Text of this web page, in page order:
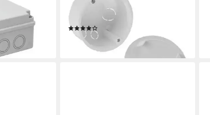
bei dir
Trockenbau 80mm 13.45 PO-Ø
(1)
1,99 €
lieferbar - in 3-4 Werktagen bei dir